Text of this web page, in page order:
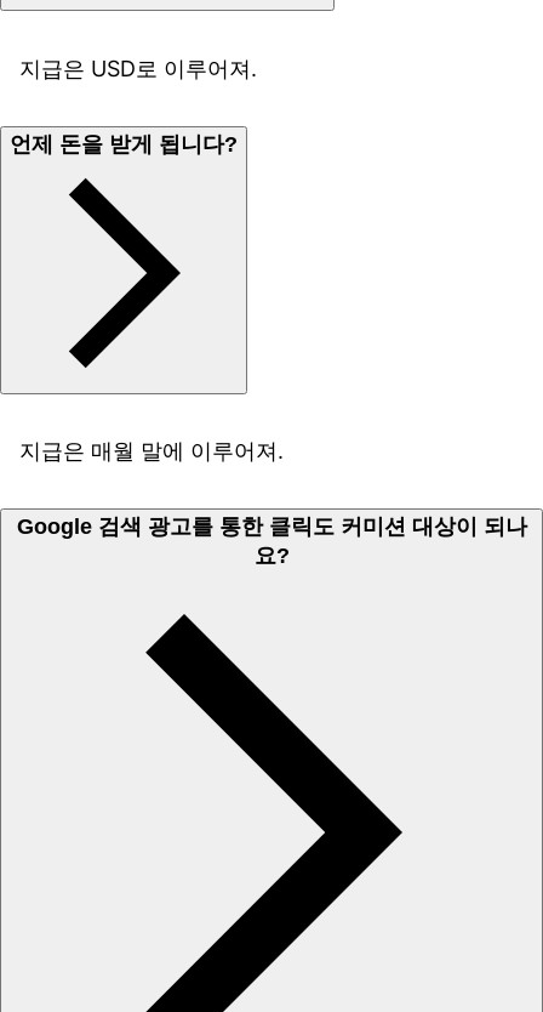
지급은 USD로 이루어져.
언제 돈을 받게 됩니다?
지급은 매월 말에 이루어져.
Google 검색 광고를 통한 클릭도 커미션 대상이 되나
요?